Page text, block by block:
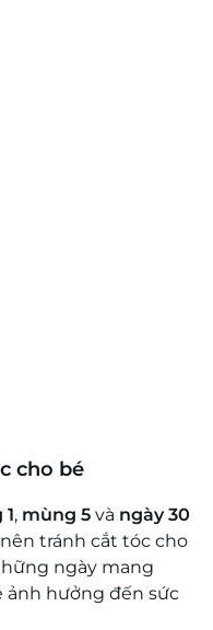
cho bé
, mùng 5 và ngày 30
tránh cắt tóc cho
ngày mang
ảnh hưởng đến sức